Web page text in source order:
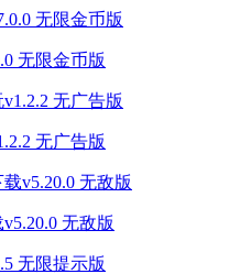
无限金币版
无广告版
无敌版